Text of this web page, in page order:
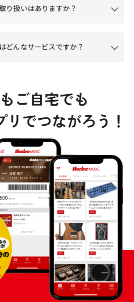
り扱いはありますか？
どんなサービスですか？